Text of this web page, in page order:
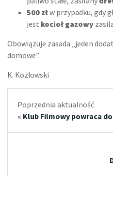
500 złw przypadku, gdy
jest kocioł gazowy
Obowiązuje zasada „jeden
domowe”.
K. Kozłowski
Poprzednia aktualność
« Klub Filmowy powraca do